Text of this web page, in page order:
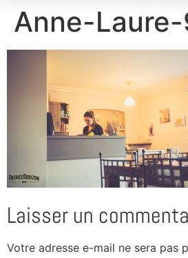
Anne-
Laisser un
Votre adresse e-mail ne sera pas